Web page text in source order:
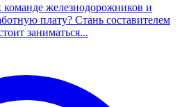
железнодорожников и
плату? Стань составителем
заниматься...